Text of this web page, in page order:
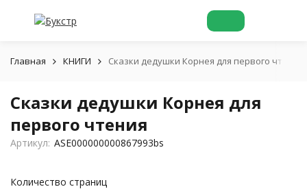
Главная КНИГИ Сказки дедушки Корнея для первого чтения
Сказки дедушки Корнея для
первого чтения
Артикул: ASE000000000867993bs
Количество страниц